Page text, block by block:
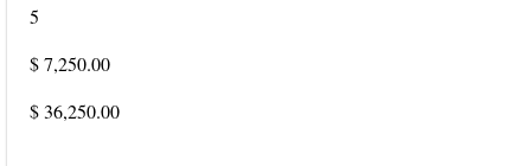
5
$ 7,250.00
$ 36,250.00